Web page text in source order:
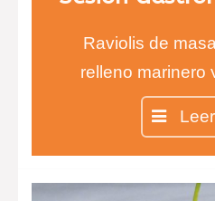
Raviolis de
relleno marinero
pimientos
Magret de
berenjena y
crujiente de